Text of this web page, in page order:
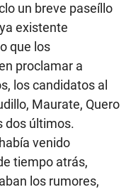
un breve paseíllo
existente
que los
proclamar a
los candidatos al
Maurate, Quero
dos últimos.
venido
tiempo atrás,
los rumores,